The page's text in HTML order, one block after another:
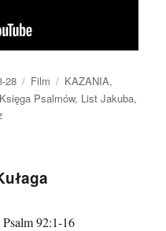
28 Format
Film Kategorie
KAZANIA,
Księga Psalmów, List Jakuba,
Kułaga
92:1-16